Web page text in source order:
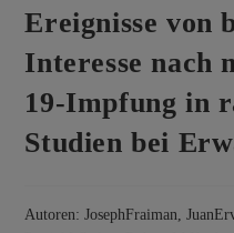
Ereignisse von
Interesse nach
19-Impfung in
Studien bei
Autoren: JosephFraiman,